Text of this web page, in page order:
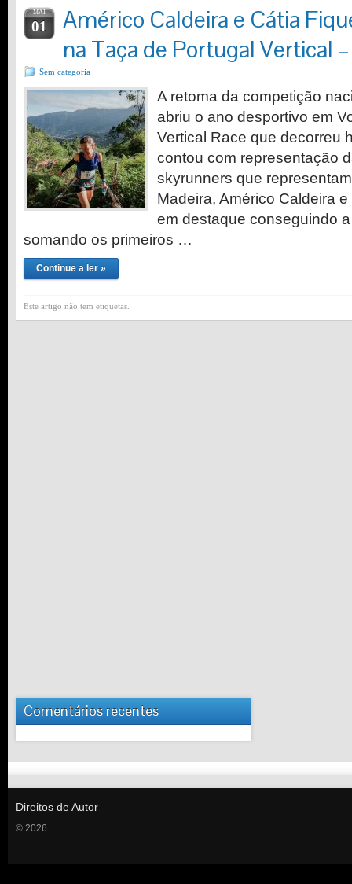
MAI
01
Américo Caldeira e Cátia
na Taça de Portugal Vertical
Sem categoria
A retoma da competição
abriu o ano desportivo em
Vertical Race que decorreu
contou com representação
skyrunners que
Madeira, Américo Caldeira
em destaque conseguindo
somando os primeiros …
Continue a ler »
Este artigo não tem etiquetas.
Comentários recentes
Direitos de Autor
© 2026 .